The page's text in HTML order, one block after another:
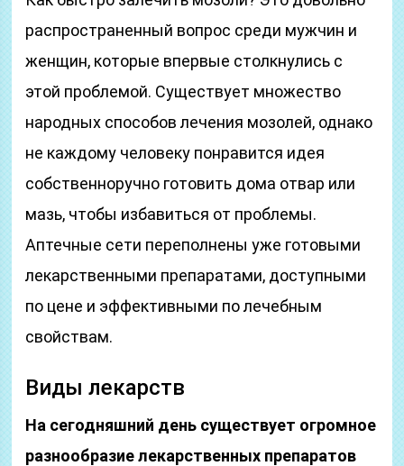
распространенный вопрос среди мужчин и
женщин, которые впервые столкнулись с
этой проблемой. Существует множество
народных способов лечения мозолей, однако
не каждому человеку понравится идея
собственноручно готовить дома отвар или
мазь, чтобы избавиться от проблемы.
Аптечные сети переполнены уже готовыми
лекарственными препаратами, доступными
по цене и эффективными по лечебным
свойствам.
Виды лекарств
На сегодняшний день существует огромное
разнообразие лекарственных препаратов